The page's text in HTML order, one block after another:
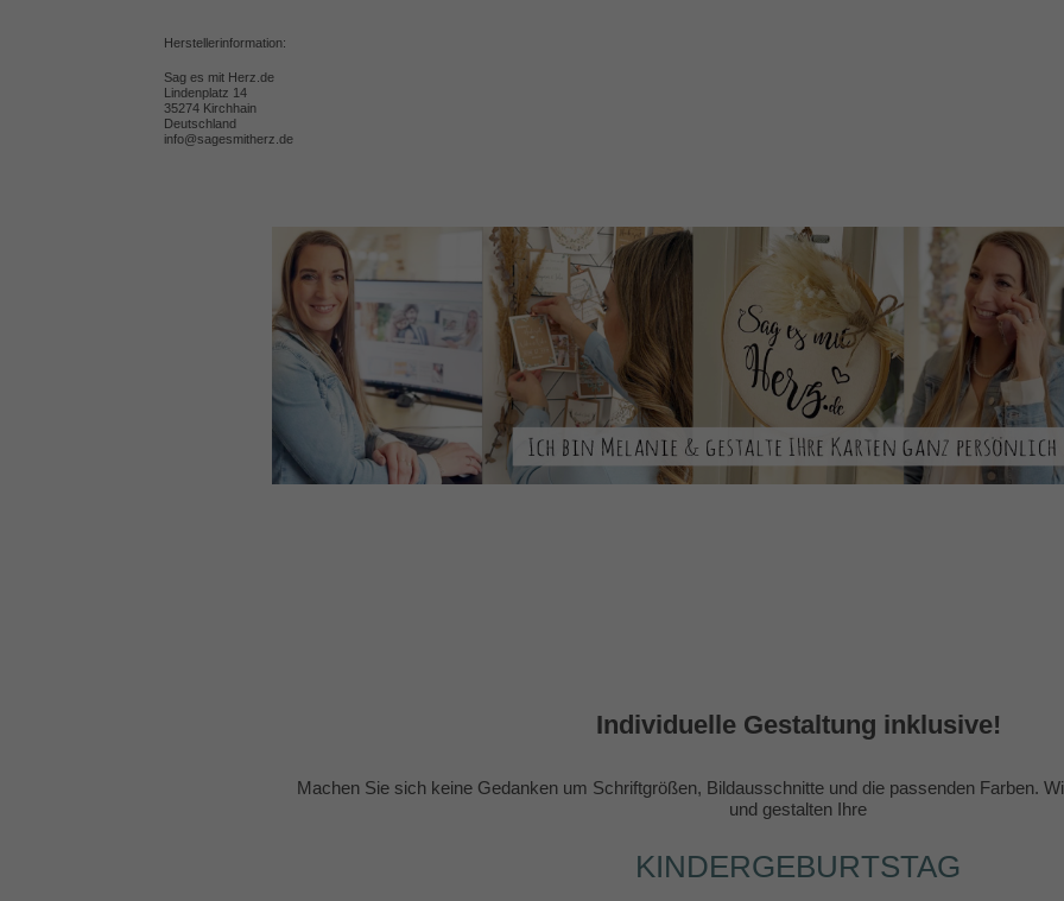
Herstellerinformation:
Sag es mit Herz.de
Lindenplatz 14
35274 Kirchhain
Deutschland
info@sagesmitherz.de
Individuelle Gestaltung inklusive!
Machen Sie sich keine Gedanken um Schriftgrößen, Bildausschnitte und die passenden Farben.
und gestalten Ihre
KINDERGEBURTSTAG